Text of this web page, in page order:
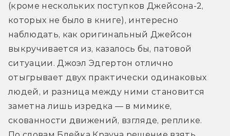
(кроме нескольких поступков Джейсона-2,
которых не было в книге), интересно
наблюдать, как оригинальный Джейсон
выкручивается из, казалось бы, патовой
ситуации. Джоэл Эдгертон отлично
отыгрывает двух практически одинаковых
людей, и разница между ними становится
заметна лишь изредка — в мимике,
скованности движений, взгляде, реплике.